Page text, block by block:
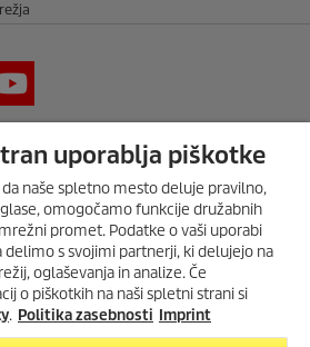
uporablja piškotke
naše spletno mesto deluje pravilno,
omogočamo funkcije družabnih
promet. Podatke o vaši uporabi
delimo s svojimi partnerji, ki delujejo na
oglaševanja in analize. Če
o piškotkih na naši spletni strani si
. Politika zasebnosti Imprint